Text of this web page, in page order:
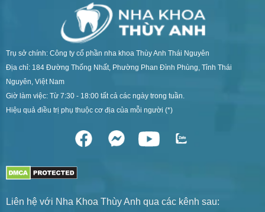
Trụ sở chính: Công ty cổ phần nha khoa Thùy Anh Thái Nguyên
Địa chỉ: 184 Đường Thống Nhất, Phường Phan Đình Phùng, Tỉnh Thái
Nguyên, Việt Nam
Giờ làm việc: Từ 7:30 - 18:00 tất cả các ngày trong tuần.
Hiệu quả điều trị phụ thuộc cơ địa của mỗi người (*)
Liên hệ với Nha Khoa Thùy Anh qua các kênh sau: